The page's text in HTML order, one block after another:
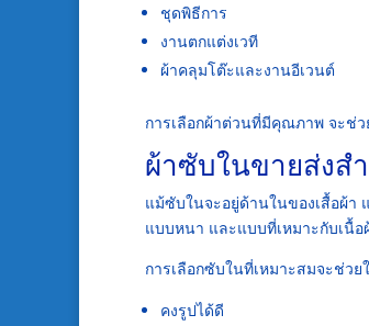
ชุดพิธีการ
งานตกแต่งเวที
ผ้าคลุมโต๊ะและงานอีเวนต์
การเลือกผ้าต่วนที่มีคุณภาพ จะช่
ผ้าซับในขายส่งส
แม้ซับในจะอยู่ด้านในของเสื้อผ้
แบบหนา และแบบที่เหมาะกับเนื้
การเลือกซับในที่เหมาะสมจะช่วย
คงรูปได้ดี